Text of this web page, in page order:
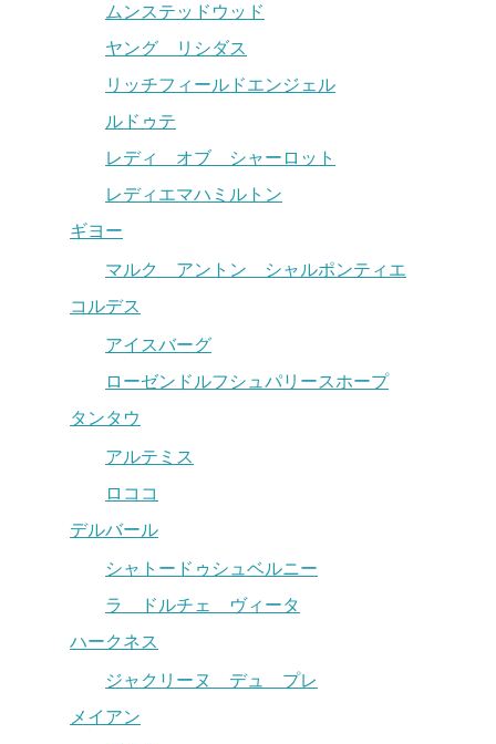
ムンステッドウッド
ヤング リシダス
リッチフィールドエンジェル
ルドゥテ
レディ オブ シャーロット
レディエマハミルトン
ギヨー
マルク アントン シャルポンティエ
コルデス
アイスバーグ
ローゼンドルフシュパリースホープ
タンタウ
アルテミス
ロココ
デルバール
シャトードゥシュベルニー
ラ ドルチェ ヴィータ
ハークネス
ジャクリーヌ デュ プレ
メイアン